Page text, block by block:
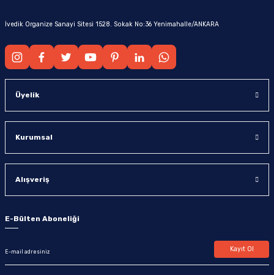
İvedik Organize Sanayi Sitesi 1528. Sokak No:36 Yenimahalle/ANKARA
Üyelik
Kurumsal
Alışveriş
E-Bülten Aboneliği
Kayıt Ol